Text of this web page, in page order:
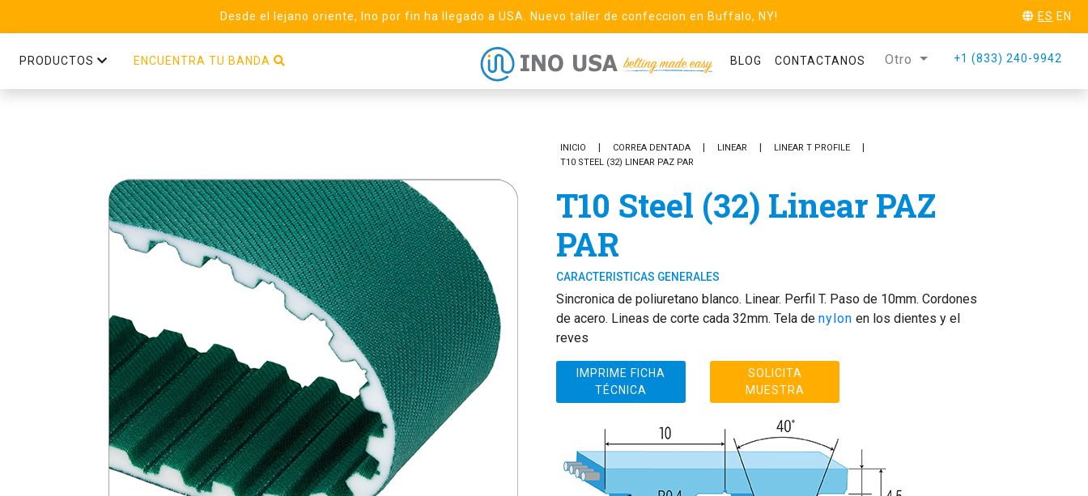
Desde el lejano oriente, Ino por fin ha llegado a USA. Nuevo taller de confeccion en Buffalo, NY! ES EN
PRODUCTOS ENCUENTRA TU BANDA BLOG CONTACTANOS Otro +1 (833) 240-9942
T10 Steel (32) Linear PAZ PAR
INICIO CORREA DENTADA LINEAR
LINEAR T PROFILE
T10 STEEL (32) LINEAR PAZ PAR
T10 Steel (32) Linear PAZ
PAR
CARACTERISTICAS GENERALES
Sincronica de poliuretano blanco. Linear. Perfil T. Paso de 10mm. Cordones
de acero. Lineas de corte cada 32mm. Tela de nylon en los dientes y el
reves
IMPRIME FICHA
TÉCNICA
SOLICITA
MUESTRA